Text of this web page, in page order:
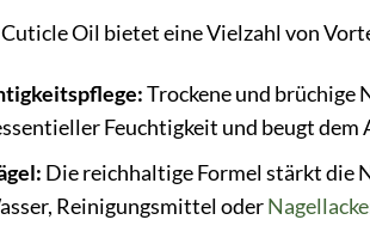
Oil bietet eine Vielzahl von
Trockene und brüchige
Feuchtigkeit und beugt dem
Die reichhaltige Formel stärkt die
Reinigungsmittel oder